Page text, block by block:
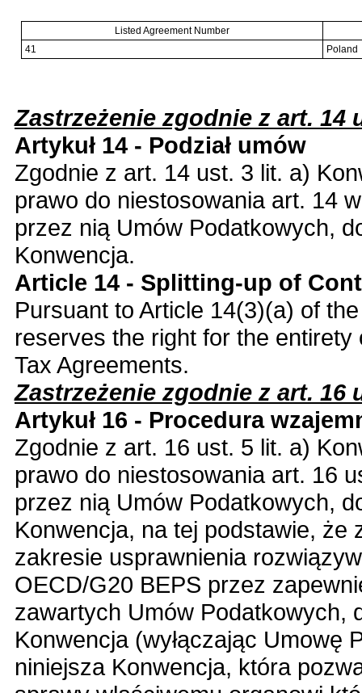
Listed Agreement Number
41
Poland
Zastrzeżenie zgodnie z art. 14
Artykuł 14 - Podział umów
Zgodnie z art. 14 ust. 3 lit. a)
prawo do niestosowania art. 14
przez nią Umów Podatkowych,
Konwencja.
Article 14 - Splitting-up of
Pursuant to Article 14(3)(a) of
reserves the right for the
Tax Agreements.
Zastrzeżenie zgodnie z art. 16
Artykuł 16 - Procedura
Zgodnie z art. 16 ust. 5 lit. a)
prawo do niestosowania art. 16
przez nią Umów Podatkowych,
Konwencja, na tej podstawie, że
zakresie usprawnienia
OECD/G20 BEPS przez
zawartych Umów Podatkowych,
Konwencja (wyłączając Umowę
niniejsza Konwencja, która